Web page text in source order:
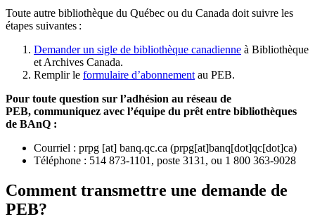
Toute autre bibliothèque du Québec ou du Canada doit suivre les
étapes suivantes :
Demander un sigle de bibliothèque canadienne à Bibliothèque
et Archives Canada.
Remplir le formulaire d’abonnement au PEB.
Pour toute question sur l’adhésion au réseau de
PEB, communiquez avec l’équipe du prêt entre bibliothèques
de BAnQ :
Courriel : prpg [at] banq.qc.ca (prpg[at]banq[dot]qc[dot]ca)
Téléphone : 514 873-1101, poste 3131, ou 1 800 363-9028
Comment transmettre une demande de
PEB?